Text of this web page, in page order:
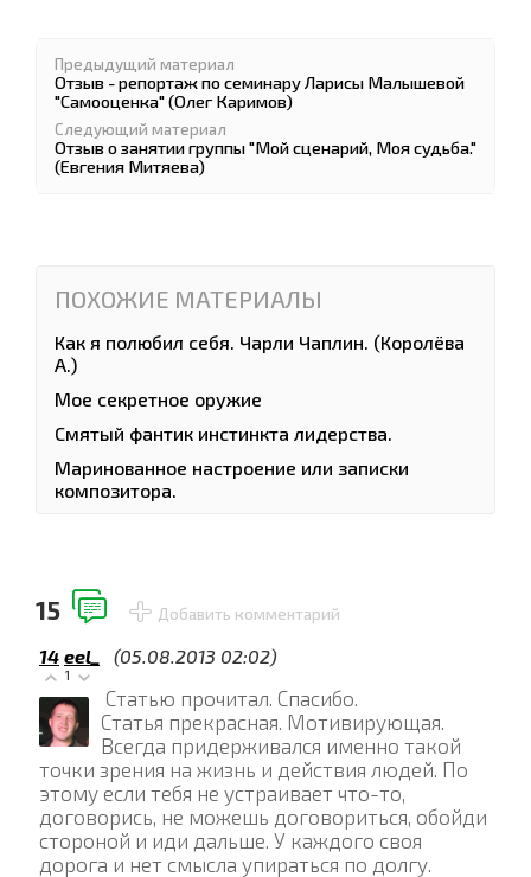
Предыдущий материал
Отзыв - репортаж по семинару Ларисы Малышевой
"Самооценка" (Олег Каримов)
Следующий материал
Отзыв о занятии группы "Мой сценарий, Моя судьба."
(Евгения Митяева)
ПОХОЖИЕ МАТЕРИАЛЫ
Как я полюбил себя. Чарли Чаплин. (Королёва
А.)
Мое секретное оружие
Смятый фантик инстинкта лидерства.
Маринованное настроение или записки
композитора.
15 Добавить комментарий
14 eel_ (05.08.2013 02:02)
1
Статью прочитал. Спасибо.
Статья прекрасная. Мотивирующая.
Всегда придерживался именно такой
точки зрения на жизнь и действия людей. По
этому если тебя не устраивает что-то,
договорись, не можешь договориться, обойди
стороной и иди дальше. У каждого своя
дорога и нет смысла упираться по долгу.